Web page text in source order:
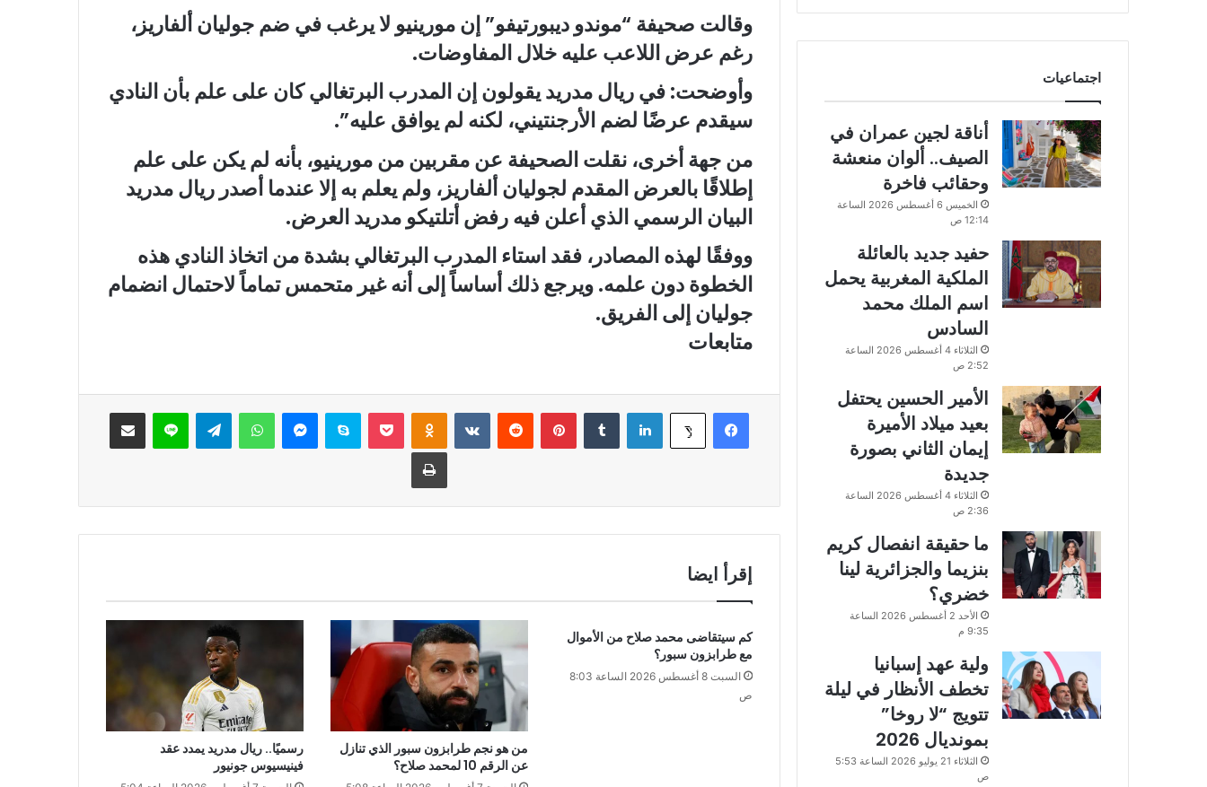
وقالت صحيفة “موندو ديبورتيفو” إن مورينيو لا يرغب في ضم جوليان ألفاريز،
رغم عرض اللاعب عليه خلال المفاوضات.
وأوضحت: في ريال مدريد يقولون إن المدرب البرتغالي كان على علم بأن النادي
سيقدم عرضًا لضم الأرجنتيني، لكنه لم يوافق عليه”.
من جهة أخرى، نقلت الصحيفة عن مقربين من مورينيو، بأنه لم يكن على علم
إطلاقًا بالعرض المقدم لجوليان ألفاريز، ولم يعلم به إلا عندما أصدر ريال مدريد
البيان الرسمي الذي أعلن فيه رفض أتلتيكو مدريد العرض.
ووفقًا لهذه المصادر، فقد استاء المدرب البرتغالي بشدة من اتخاذ النادي هذه
الخطوة دون علمه. ويرجع ذلك أساساً إلى أنه غير متحمس تماماً لاحتمال انضمام
جوليان إلى الفريق.
متابعات
فيسبوك ‫X لينكدإن بينتيريست سكايب واتساب لاين
إقرأ ايضا
كم سيتقاضى محمد صلاح من الأموال
مع طرابزون سبور؟
السبت 8 أغسطس 2026 الساعة 8:03
ص
من هو نجم طرابزون سبور الذي تنازل
عن الرقم 10 لمحمد صلاح؟
رسميًا.. ريال مدريد يمدد عقد
فينيسيوس جونيور
اجتماعيات
أناقة لجين عمران في
الصيف.. ألوان منعشة
وحقائب فاخرة
الخميس 6 أغسطس 2026 الساعة
12:14 ص
حفيد جديد بالعائلة
الملكية المغربية يحمل
اسم الملك محمد
السادس
الثلاثاء 4 أغسطس 2026 الساعة
2:52 ص
الأمير الحسين يحتفل
بعيد ميلاد الأميرة
إيمان الثاني بصورة
جديدة
الثلاثاء 4 أغسطس 2026 الساعة
2:36 ص
ما حقيقة انفصال كريم
بنزيما والجزائرية لينا
خضري؟
الأحد 2 أغسطس 2026 الساعة
9:35 م
ولية عهد إسبانيا
تخطف الأنظار في ليلة
تتويج “لا روخا”
بمونديال 2026
الثلاثاء 21 يوليو 2026 الساعة 5:53
ص